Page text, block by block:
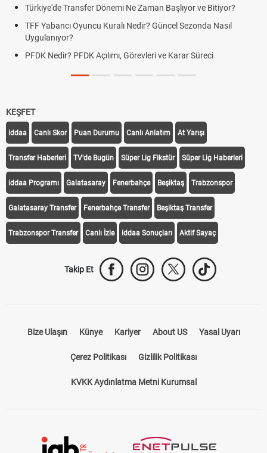
Türkiye'de Transfer Dönemi Ne Zaman Başlıyor ve Bitiyor?
TFF Yabancı Oyuncu Kuralı Nedir? Güncel Sezonda Nasıl
Uygulanıyor?
PFDK Nedir? PFDK Açılımı, Görevleri ve Karar Süreci
KEŞFET
iddaa Canlı Skor Puan Durumu Canlı Anlatım At Yarışı
Transfer Haberleri TV'de Bugün Süper Lig Fikstür Süper Lig Haberleri
iddaa Programı Galatasaray Fenerbahçe Beşiktaş Trabzonspor
Galatasaray Transfer Fenerbahçe Transfer Beşiktaş Transfer
Trabzonspor Transfer Canlı İzle iddaa Sonuçları Aktif Sayaç
Takip Et
Bize Ulaşın Künye Kariyer About US Yasal Uyarı
Çerez Politikası Gizlilik Politikası
KVKK Aydınlatma Metni Kurumsal